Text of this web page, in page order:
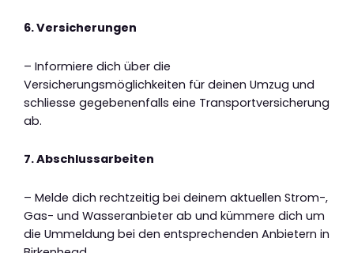
6. Versicherungen
– Informiere dich über die
Versicherungsmöglichkeiten für deinen Umzug und
schliesse gegebenenfalls eine Transportversicherung
ab.
7. Abschlussarbeiten
– Melde dich rechtzeitig bei deinem aktuellen Strom-,
Gas- und Wasseranbieter ab und kümmere dich um
die Ummeldung bei den entsprechenden Anbietern in